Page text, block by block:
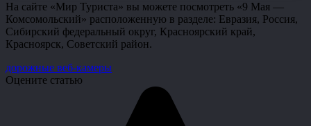
На сайте «Мир Туриста» вы можете посмотреть «9 Мая —
Комсомольский» расположенную в разделе: Евразия, Россия,
Сибирский федеральный округ, Красноярский край,
Красноярск, Советский район.
дорожные веб-камеры
Оцените статью